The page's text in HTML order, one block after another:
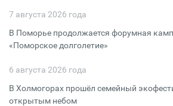
7 августа 2026 года
В Поморье продолжается форумная
«Поморское долголетие»
6 августа 2026 года
В Холмогорах прошёл семейный
открытым небом